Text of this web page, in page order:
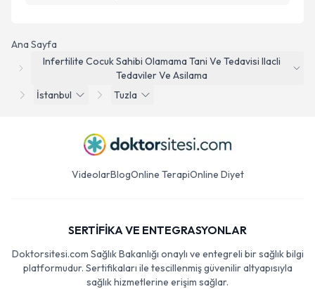
Ana Sayfa
Infertilite Cocuk Sahibi Olamama Tani Ve Tedavisi Ilacli
Tedaviler Ve Asilama
İstanbul
Tuzla
VideolarBlogOnline TerapiOnline Diyet
SERTİFİKA VE ENTEGRASYONLAR
Doktorsitesi.com Sağlık Bakanlığı onaylı ve entegreli bir sağlık bilgi
platformudur. Sertifikaları ile tescillenmiş güvenilir altyapısıyla
sağlık hizmetlerine erişim sağlar.